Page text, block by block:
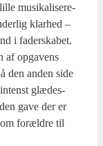
musi­ka­li­se­re­
klar­hed –
i fader­ska­bet.
af opga­vens
den anden side
glæ­des­
gave der er
for­æl­dre til